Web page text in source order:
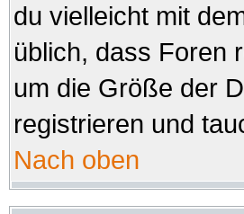
du vielleicht mit
üblich, dass Foren
um die Größe der
registrieren und
Nach oben